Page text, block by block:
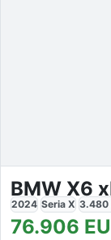
BMW X6
2024 Seria X 3.480
76.906